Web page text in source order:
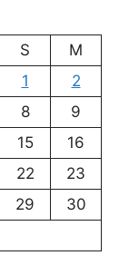
S
M
1
2
8
9
15
16
22
23
29
30